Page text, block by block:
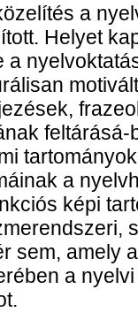
a
Helyet
a
a
képi
sem, amely
a